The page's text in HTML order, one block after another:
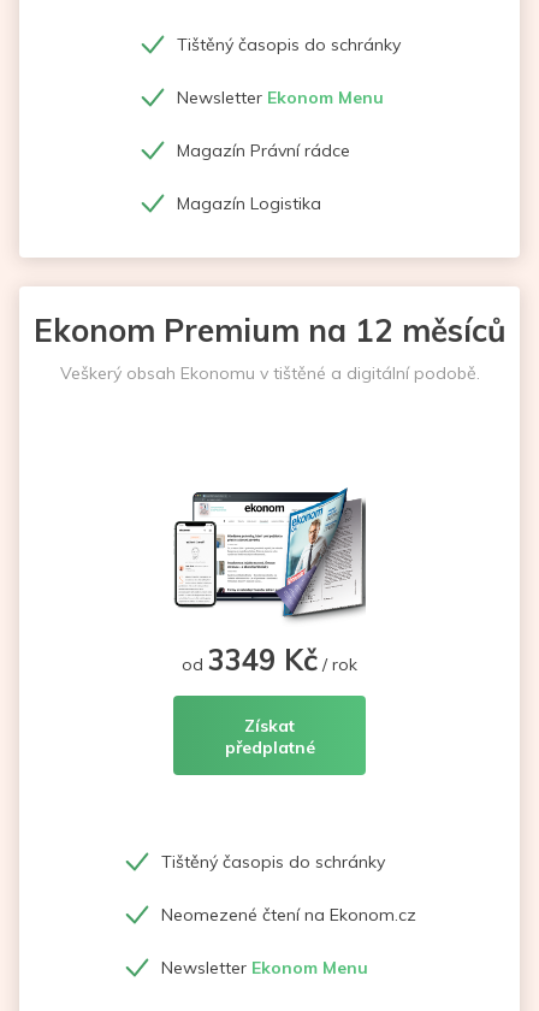
Tištěný časopis do schránky
Newsletter Ekonom Menu
Magazín Právní rádce
Magazín Logistika
Ekonom Premium na 12 měsíců
Veškerý obsah Ekonomu v tištěné a digitální podobě.
od 3349 Kč / rok
Získat
předplatné
Tištěný časopis do schránky
Neomezené čtení na Ekonom.cz
Newsletter Ekonom Menu